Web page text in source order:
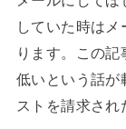
していた時は
ります。この
低いという話が
ストを請求され